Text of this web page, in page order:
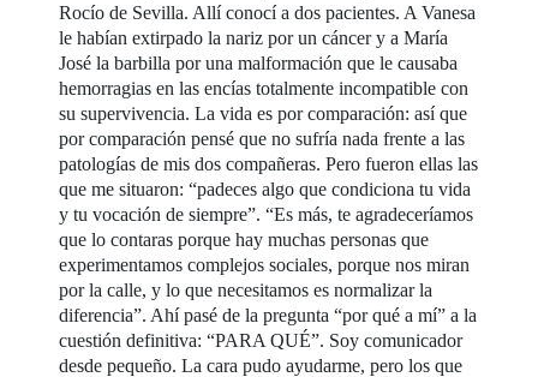
Rocío de Sevilla. Allí conocí a dos pacientes. A Vanesa
le habían extirpado la nariz por un cáncer y a María
José la barbilla por una malformación que le causaba
hemorragias en las encías totalmente incompatible con
su supervivencia. La vida es por comparación: así que
por comparación pensé que no sufría nada frente a las
patologías de mis dos compañeras. Pero fueron ellas las
que me situaron: “padeces algo que condiciona tu vida
y tu vocación de siempre”. “Es más, te agradeceríamos
que lo contaras porque hay muchas personas que
experimentamos complejos sociales, porque nos miran
por la calle, y lo que necesitamos es normalizar la
diferencia”. Ahí pasé de la pregunta “por qué a mí” a la
cuestión definitiva: “PARA QUÉ”. Soy comunicador
desde pequeño. La cara pudo ayudarme, pero los que